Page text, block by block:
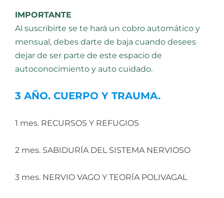
IMPORTANTE
Al suscribirte se te hará un cobro automático y
mensual, debes darte de baja cuando desees
dejar de ser parte de este espacio de
autoconocimiento y auto cuidado.
3 AÑO. CUERPO Y TRAUMA.
1 mes. RECURSOS Y REFUGIOS
2 mes. SABIDURÍA DEL SISTEMA NERVIOSO
3 mes. NERVIO VAGO Y TEORÍA POLIVAGAL